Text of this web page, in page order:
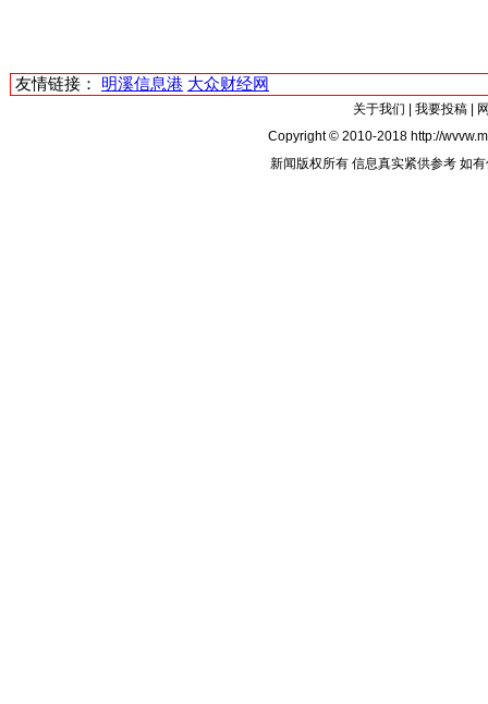
友情链接： 明溪信息港 大众财经网
关于我们 我要投稿|
Copyright © 2010-2018 http://
新闻版权所有 信息真实紧供参考 如